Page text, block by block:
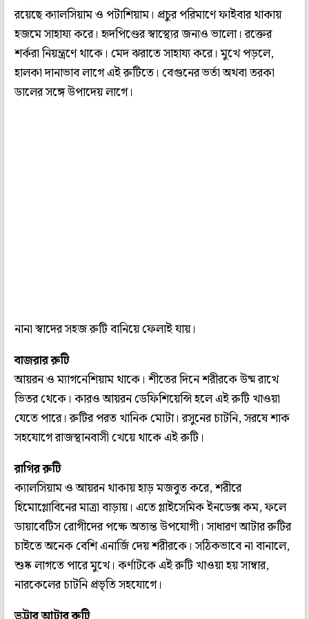
রয়েছে ক্যালসিয়াম ও পটাশিয়াম। প্রচুর পরিমাণে ফাইবার থাকায়
হজমে সাহায্য করে। হৃদপিণ্ডের স্বাস্থ্যের জন্যও ভালো। রক্তের
শর্করা নিয়ন্ত্রণে থাকে। মেদ ঝরাতে সাহায্য করে। মুখে পড়লে,
হালকা দানাভাব লাগে এই রুটিতে। বেগুনের ভর্তা অথবা তরকা
ডালের সঙ্গে উপাদেয় লাগে।
নানা স্বাদের সহজ রুটি বানিয়ে ফেলাই যায়।
বাজরার রুটি
আয়রন ও ম্যাগনেশিয়াম থাকে। শীতের দিনে শরীরকে উষ্ম রাখে
ভিতর থেকে। কারও আয়রন ডেফিশিয়েন্সি হলে এই রুটি খাওয়া
যেতে পারে। রুটির পরত খানিক মোটা। রসুনের চাটনি, সরষে শাক
সহযোগে রাজস্থানবাসী খেয়ে থাকে এই রুটি।
রাগির রুটি
ক্যালসিয়াম ও আয়রন থাকায় হাড় মজবুত করে, শরীরে
হিমোগ্লোবিনের মাত্রা বাড়ায়। এতে গ্লাইসেমিক ইনডেক্স কম, ফলে
ডায়াবেটিস রোগীদের পক্ষে অত্যন্ত উপযোগী। সাধারণ আটার রুটির
চাইতে অনেক বেশি এনার্জি দেয় শরীরকে। সঠিকভাবে না বানালে,
শুষ্ক লাগতে পারে মুখে। কর্ণাটকে এই রুটি খাওয়া হয় সাম্বার,
নারকেলের চাটনি প্রভৃতি সহযোগে।